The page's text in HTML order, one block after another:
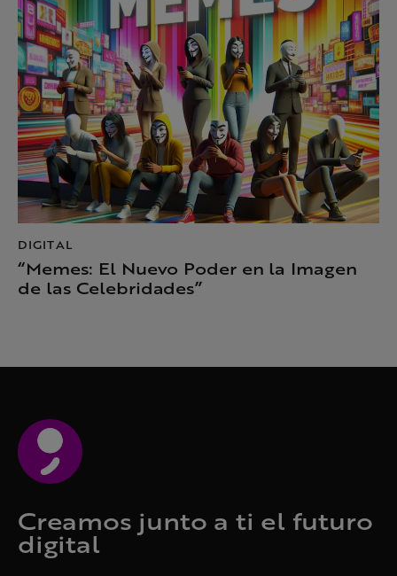
DIGITAL
“Memes: El Nuevo Poder en la Imagen
de las Celebridades”
Creamos junto a ti el futuro
digital